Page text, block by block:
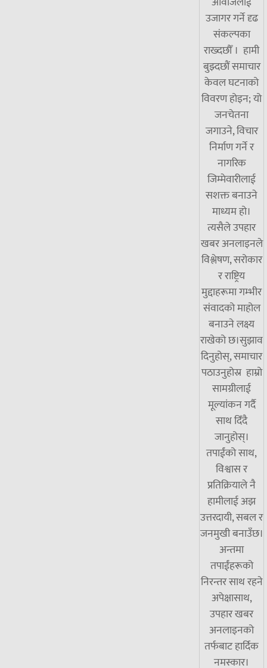
उजागर गर्ने दृढ
संकल्पका
राख्दछौँ । हामी
बुझ्दछौं समाचार
केवल घटनाको
विवरण होइन; यो
जनचेतना
जगाउने, विचार
निर्माण गर्ने र
नागरिक
जिम्मेवारीलाई
सशक्त बनाउने
माध्यम हो।
त्यसैले उपहार
खबर अनलाइनले
विश्लेषण, सरोकार
र राष्ट्रिय
मुद्दाहरूमा गम्भीर
संवादको माहोल
बनाउने लक्ष्य
राखेको छ।सुझाव
दिनुहोस्, समाचार
पठाउनुहोस्र हाम्रो
सामग्रीलाई
मूल्यांकन गर्दै
साथ दिँदै
जानुहोस्।
तपाईंको साथ,
विश्वास र
प्रतिक्रियाले नै
हामीलाई अझ
उत्तरदायी, सबल र
जनमुखी बनाउँछ।
अन्तमा
तपाईंहरूको
निरन्तर साथ रहने
अपेक्षासाथ,
उपहार खबर
अनलाइनको
तर्फबाट हार्दिक
नमस्कार।